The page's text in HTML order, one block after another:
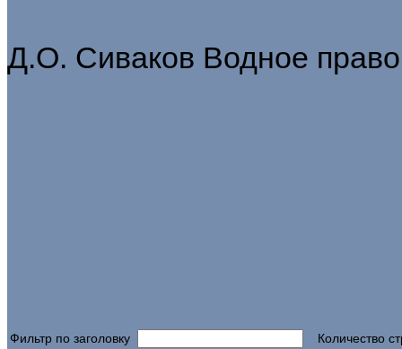
Д.О. Сиваков Водное право
Фильтр по заголовку
Количество